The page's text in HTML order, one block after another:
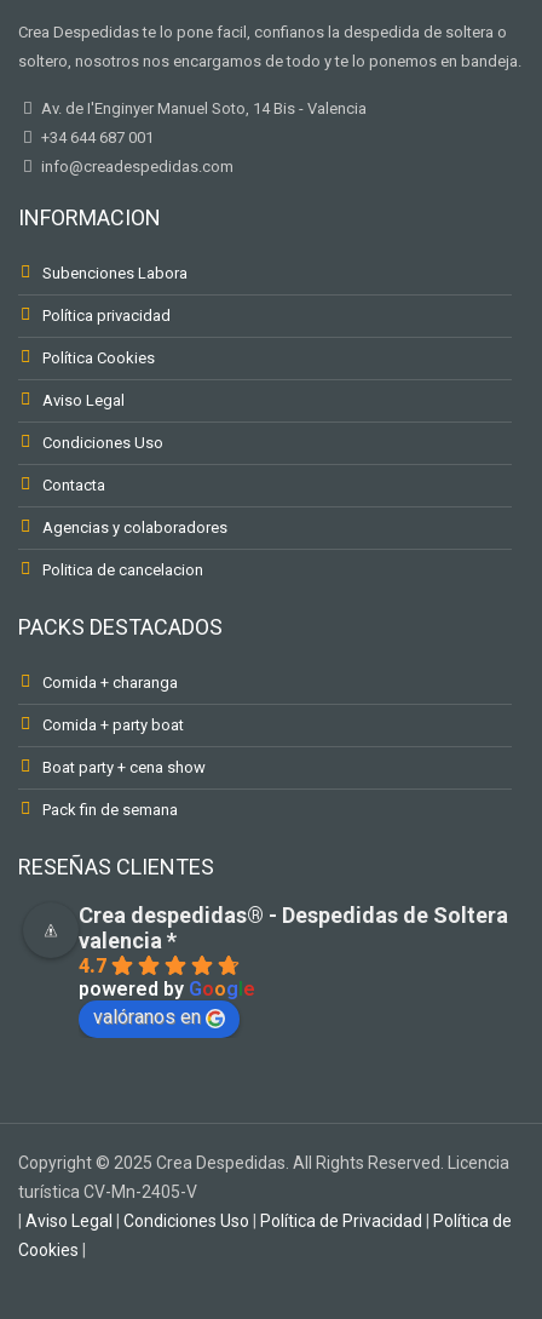
Crea Despedidas te lo pone facil, confianos la despedida de soltera o
soltero, nosotros nos encargamos de todo y te lo ponemos en bandeja.
Av. de I'Enginyer Manuel Soto, 14 Bis - Valencia
+34 644 687 001
info@creadespedidas.com
INFORMACION
Subenciones Labora
Política privacidad
Política Cookies
Aviso Legal
Condiciones Uso
Contacta
Agencias y colaboradores
Politica de cancelacion
PACKS DESTACADOS
Comida + charanga
Comida + party boat
Boat party + cena show
Pack fin de semana
RESEÑAS CLIENTES
Crea despedidas®️ - Despedidas de Soltera
valencia *
4.7
powered by Google
valóranos en
Copyright © 2025 Crea Despedidas. All Rights Reserved. Licencia
turística CV-Mn-2405-V
Aviso Legal Condiciones Uso Política de Privacidad
Política de
Cookies